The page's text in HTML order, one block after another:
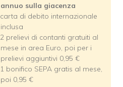
annuo sulla giacenza
carta di debito internazionale
inclusa
2 prelievi di contanti gratuiti al
mese in area Euro, poi per i
prelievi aggiuntivi 0,95 €
1 bonifico SEPA gratis al mese,
poi 0,95 €